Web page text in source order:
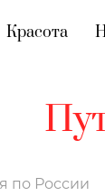
Красота
по России